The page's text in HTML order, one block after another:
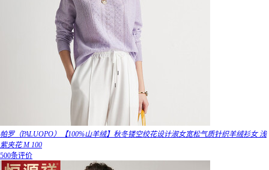
帕罗（PALUOPO）【100%山羊绒】秋冬镂空绞花设计淑女宽松气质针织羊绒衫女 浅
紫夹花 M 100
500条评价